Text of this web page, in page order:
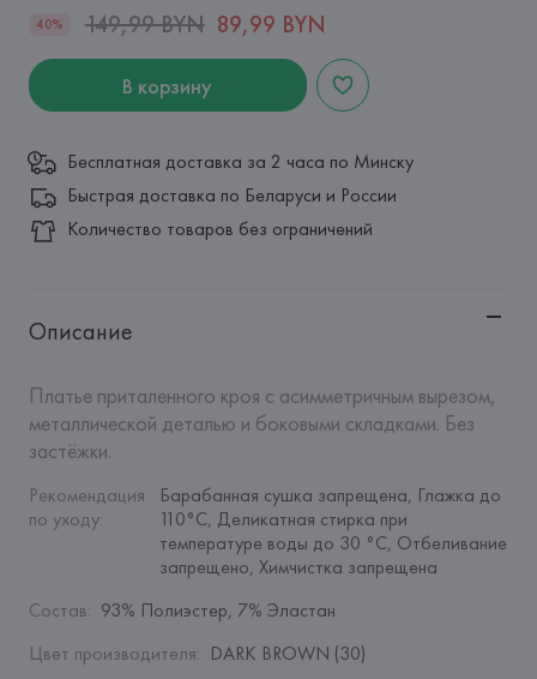
40% 149,99 BYN 89,99 BYN
В корзину
Бесплатная доставка за 2 часа по Минску
Быстрая доставка по Беларуси и России
Количество товаров без ограничений
Описание
Платье приталенного кроя с асимметричным вырезом,
металлической деталью и боковыми складками. Без
застёжки.
Рекомендация
по уходу:
Барабанная сушка запрещена, Глажка до
110°C, Деликатная стирка при
температуре воды до 30 °C, Отбеливание
запрещено, Химчистка запрещена
Состав: 93% Полиэстер, 7% Эластан
Цвет производителя: DARK BROWN (30)